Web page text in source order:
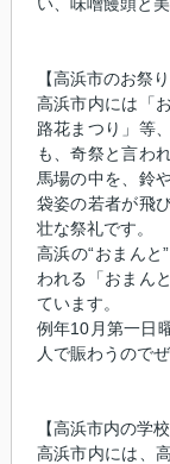
【高浜市のお祭り
高浜市内には「
路花まつり」等
も、奇祭と言わ
馬場の中を、鈴
袋姿の若者が飛
壮な祭礼です。
高浜の“おまん
われる「おまん
ています。
例年10月第一日
人で賑わうので
【高浜市内の学校
高浜市内には、